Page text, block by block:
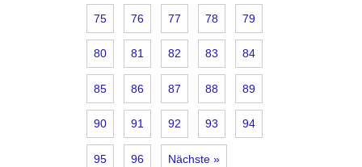
75 76 77 78 79
80 81 82 83 84
85 86 87 88 89
90 91 92 93 94
95 96 Nächste »